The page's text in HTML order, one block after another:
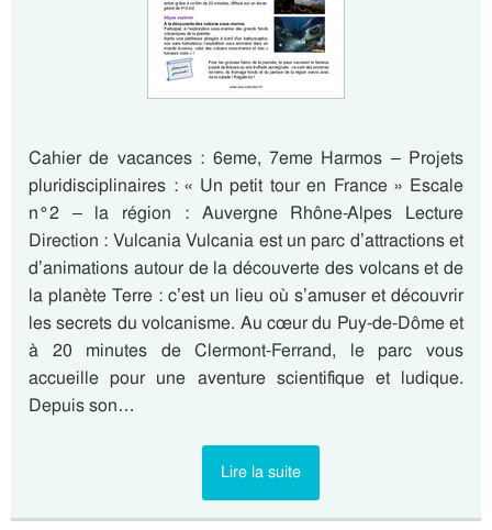
Cahier de vacances : 6eme, 7eme Harmos – Projets
pluridisciplinaires : « Un petit tour en France » Escale
n°2 – la région : Auvergne Rhône-Alpes Lecture
Direction : Vulcania Vulcania est un parc d’attractions et
d’animations autour de la découverte des volcans et de
la planète Terre : c’est un lieu où s’amuser et découvrir
les secrets du volcanisme. Au cœur du Puy-de-Dôme et
à 20 minutes de Clermont-Ferrand, le parc vous
accueille pour une aventure scientifique et ludique.
Depuis son…
Lire la suite